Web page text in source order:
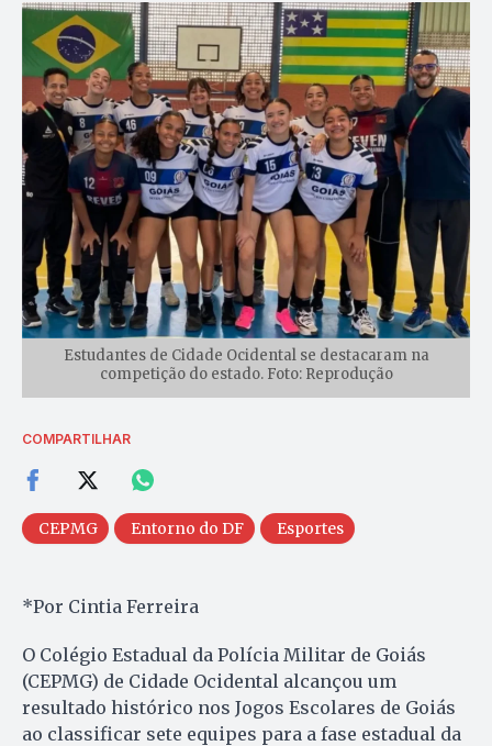
Estudantes de Cidade Ocidental se destacaram na
competição do estado. Foto: Reprodução
COMPARTILHAR
CEPMG Entorno do DF Esportes
*Por Cintia Ferreira
O Colégio Estadual da Polícia Militar de Goiás
(CEPMG) de Cidade Ocidental alcançou um
resultado histórico nos Jogos Escolares de Goiás
ao classificar sete equipes para a fase estadual da